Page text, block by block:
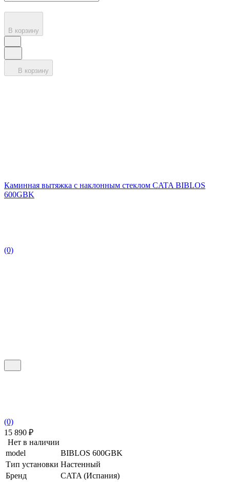
В корзину
В корзину
Каминная вытяжка с наклонным стеклом CATA BIBLOS
600GBK
(0)
(0)
15 890 ₽
Нет в наличии
model
BIBLOS 600GBK
Тип установки Настенный
Бренд
CATA (Испания)